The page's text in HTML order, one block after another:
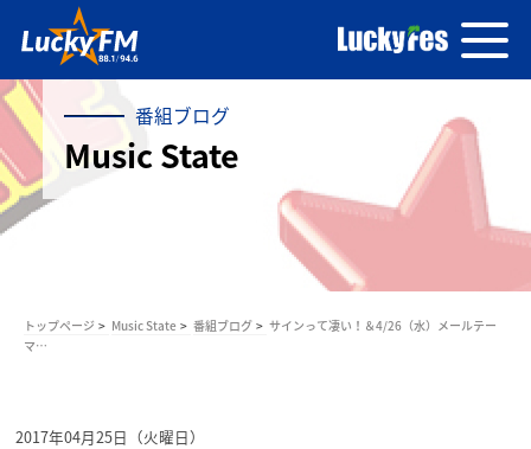
番組ブログ
Music State
トップページ Music State 番組ブログ
サインって凄い！＆4/26（水）メールテー
マ…
2017年04月25日（火曜日）